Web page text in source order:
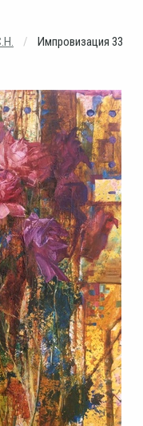
Импровизация 33